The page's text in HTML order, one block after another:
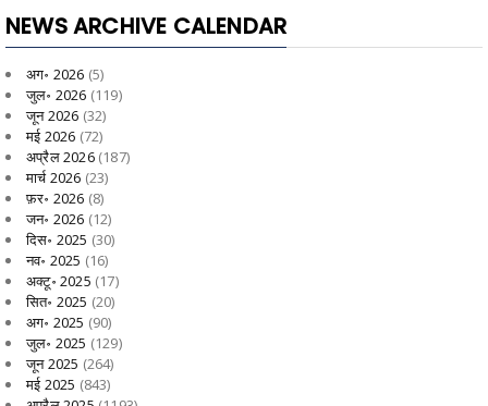
NEWS ARCHIVE CALENDAR
अग॰ 2026 (5)
जुल॰ 2026 (119)
जून 2026 (32)
मई 2026 (72)
अप्रैल 2026(187)
मार्च 2026 (23)
फ़र॰ 2026 (8)
जन॰ 2026 (12)
दिस॰ 2025 (30)
नव॰ 2025 (16)
अक्टू॰ 2025 (17)
सित॰ 2025 (20)
अग॰ 2025 (90)
जुल॰ 2025 (129)
जून 2025 (264)
मई 2025 (843)